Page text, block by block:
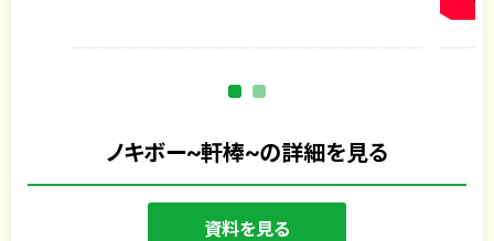
ノキボー~軒棒~の詳細を見る
資料を見る